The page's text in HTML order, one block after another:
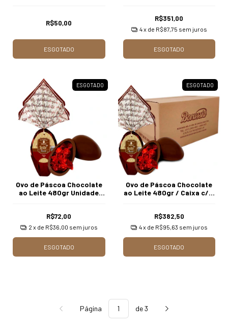
R$50,00
ESGOTADO
R$351,00
4x de R$87,75 sem juros
ESGOTADO
ESGOTADO
Ovo de Páscoa Chocolate
ao Leite 480gr Unidade
R$72,00
2 x de R$36,00 sem juros
ESGOTADO
ESGOTADO
Ovo de Páscoa Chocolate
ao Leite 480gr / Caixa c/ 6
R$382,50
4x de R$95,63 sem juros
ESGOTADO
Página de 3